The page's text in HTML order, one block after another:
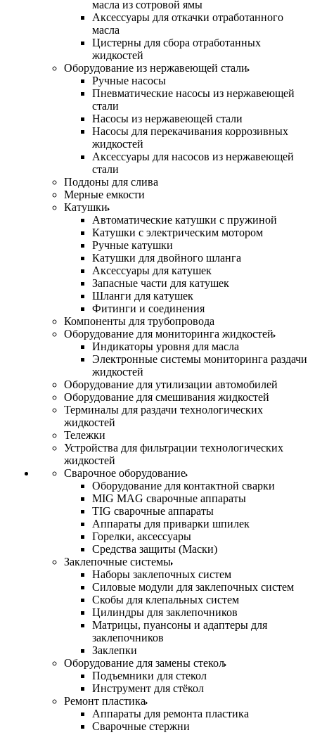
масла из сотровой ямы
Аксессуары для откачки отработанного
масла
Цистерны для сбора отработанных
жидкостей
Оборудование из нержавеющей стали
Ручные насосы
Пневматические насосы из нержавеющей
стали
Насосы из нержавеющей стали
Насосы для перекачивания коррозивных
жидкостей
Аксессуары для насосов из нержавеющей
стали
Поддоны для слива
Мерные емкости
Катушки
Автоматические катушки с пружиной
Катушки с электрическим мотором
Ручные катушки
Катушки для двойного шланга
Аксессуары для катушек
Запасные части для катушек
Шланги для катушек
Фитинги и соединения
Компоненты для трубопровода
Оборудование для мониторинга жидкостей
Индикаторы уровня для масла
Электронные системы мониторинга раздачи
жидкостей
Оборудование для утилизации автомобилей
Оборудование для смешивания жидкостей
Терминалы для раздачи технологических
жидкостей
Тележки
Устройства для фильтрации технологических
жидкостей
Сварочное оборудование
Оборудование для контактной сварки
MIG MAG сварочные аппараты
TIG сварочные аппараты
Аппараты для приварки шпилек
Горелки, аксессуары
Средства защиты (Маски)
Заклепочные системы
Наборы заклепочных систем
Силовые модули для заклепочных систем
Скобы для клепальных систем
Цилиндры для заклепочников
Матрицы, пуансоны и адаптеры для
заклепочников
Заклепки
Оборудование для замены стекол
Подъемники для стекол
Инструмент для стёкол
Ремонт пластика
Аппараты для ремонта пластика
Сварочные стержни